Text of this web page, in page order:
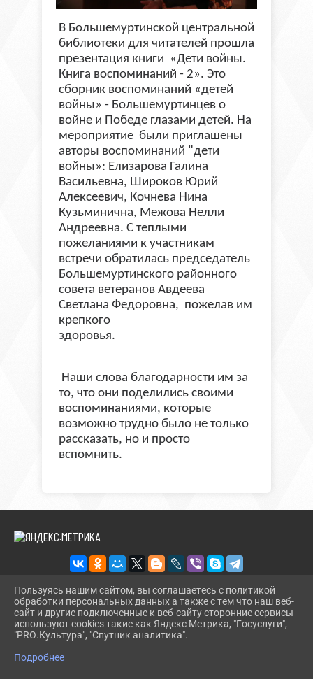
В Большемуртинской центральной
библиотеки для читателей прошла
презентация книги «Дети войны.
Книга воспоминаний - 2». Это
сборник воспоминаний «детей
войны» - Большемуртинцев о
войне и Победе глазами детей. На
мероприятие были приглашены
авторы воспоминаний "дети
войны»: Елизарова Галина
Васильевна, Широков Юрий
Алексеевич, Кочнева Нина
Кузьминична, Межова Нелли
Андреевна. С теплыми
пожеланиями к участникам
встречи обратилась председатель
Большемуртинского районного
совета ветеранов Авдеева
Светлана Федоровна, пожелав им
крепкого
Наши слова благодарности им за
то, что они поделились своими
воспоминаниями, которые
возможно трудно было не только
рассказать, но и просто
вспомнить.
2026 Г. BMLIBR.RU
ВХОД
КАРТА САЙТА
Пользуясь нашим сайтом, вы соглашаетесь с политикой
обработки персональных данных а также с тем что наш веб-
сайт и другие подключенные к веб-сайту сторонние сервисы
используют cookies такие как Яндекс Метрика, "Госуслуги",
"PRO.Культура", "Спутник аналитика".
Подробнее